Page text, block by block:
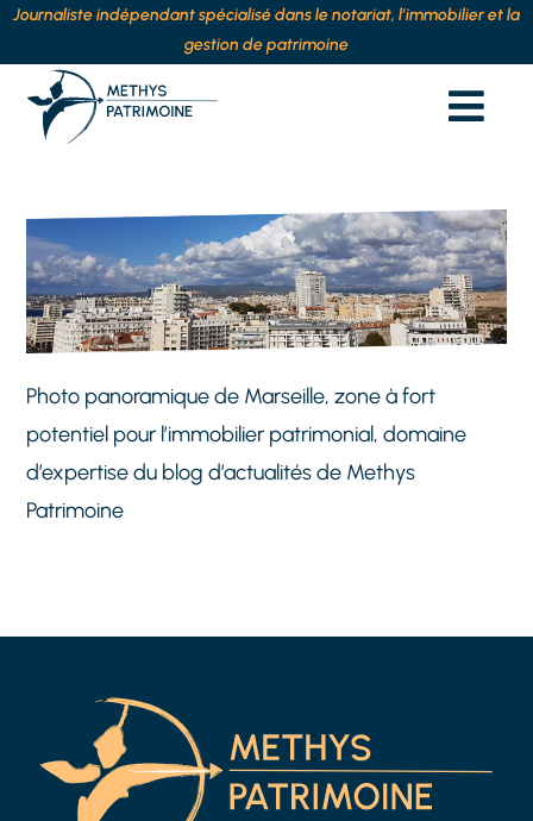
Journaliste indépendant spécialisé dans le notariat, l’immobilier et la
gestion de patrimoine
Photo panoramique de Marseille, zone à fort
potentiel pour l’immobilier patrimonial, domaine
d’expertise du blog d’actualités de Methys
Patrimoine